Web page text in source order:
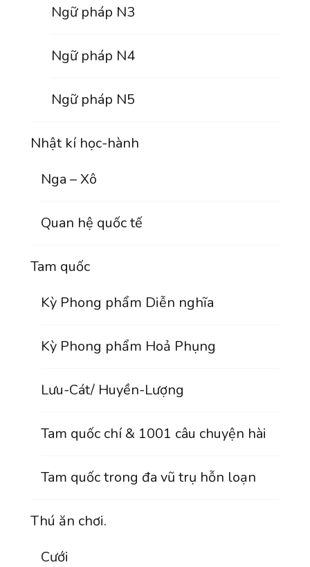
Ngữ pháp N3
Ngữ pháp N4
Ngữ pháp N5
Nhật kí học-hành
Nga – Xô
Quan hệ quốc tế
Tam quốc
Kỳ Phong phẩm Diễn nghĩa
Kỳ Phong phẩm Hoả Phụng
Lưu-Cát/ Huyền-Lượng
Tam quốc chí & 1001 câu chuyện hài
Tam quốc trong đa vũ trụ hỗn loạn
Thú ăn chơi.
Cưới